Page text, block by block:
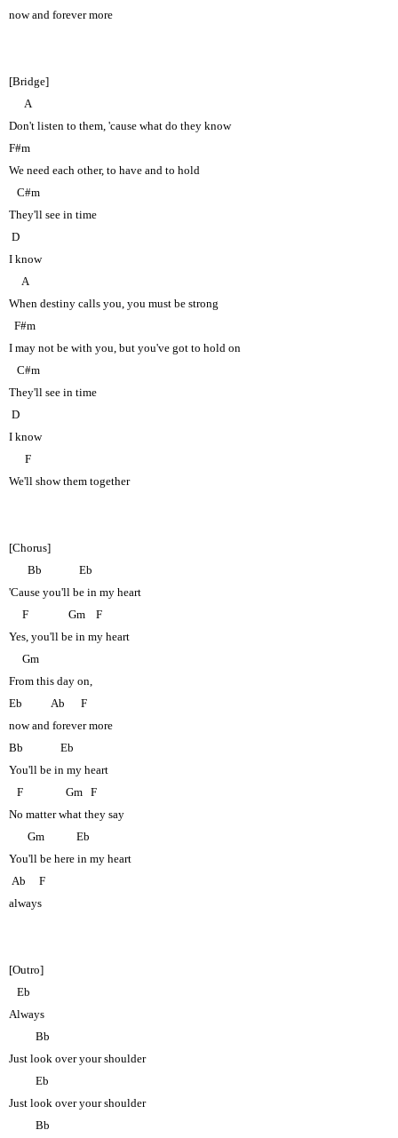
now and forever more
[Bridge]
A
Don't listen to them, 'cause what do they know
F#m
We need each other, to have and to hold
C#m
They'll see in time
D
I know
A
When destiny calls you, you must be strong
F#m
I may not be with you, but you've got to hold on
C#m
They'll see in time
D
I know
F
We'll show them together
[Chorus]
Bb
Eb
'Cause you'll be in my heart
F
Gm
F
Yes, you'll be in my heart
Gm
From this day on,
Eb
Ab
F
now and forever more
Bb
Eb
You'll be in my heart
F
Gm F
No matter what they say
Gm
Eb
You'll be here in my heart
Ab
F
always
[Outro]
Eb
Always
Bb
Just look over your shoulder
Eb
Just look over your shoulder
Bb